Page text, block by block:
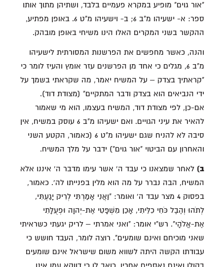
"אור גוים" מופיע במקרא פעמיים בלבד, ושתיהן מתוך אותו
ספר: א- ישעיהו מ"ב 6; ב- וישעיהו מ"ט 6. באופן מפתיע,
ההקשר בשני המקרים האלו הינו משיחי באופן מובהק.
והנה, כאשר מחפשים את הפרשנות המסורתית לישעיהו
מ"ב 6, מגלים כי אחד מן הפרשנים עזר אומץ והעיז לומר כי
"קראתיך בצדק – על המשיח יאמר, מה שקראתי בשמך על
ידי הנביאים הוא בצדק ודבר המתקיים" (מצודת דוד).
אם-כן, לפי מצודת דוד, המשיח בעצמו, הוא מי שאמור
להאיר את עיני הגויים. ואם ישעיהו מ"ב 6 עוסק במשיח, אין
סיבה לא להניח שגם ישעיהו מ"ט 6 (כאמור, הקטע השני
והאחרון עם הביטוי "אור גוים") ידבר על מלך המשיח.
ב) לאחר שמצאנו כי עבד ה' אשר עימו מדבר ה' איננו אלא
המשיח, הבה נברר על מה הוא מלין בפנייתו לה'. כאמור,
בפסוק 4 מצר עבד ה' ואומר: "וַאֲנִי אָמַרְתִּי לְרִיק יָגַעְתִּי,
לְתֹהוּ וְהֶבֶל כֹּחִי כִלֵּיתִי, אָכֵן מִשְׁפָּטִי אֶת-יְהוָה וּפְעֻלָּתִי
אֶת-אֱלֹהָי". רש"י אומר: "ואני אמרתי – לריק יגעתי כשראיתי
שאני מוכיחם ואינם שומעים". רוצה לומר, העבד חושש כי
עבודתו הקשה היתה לשווא משום שישראל אינם שומעים